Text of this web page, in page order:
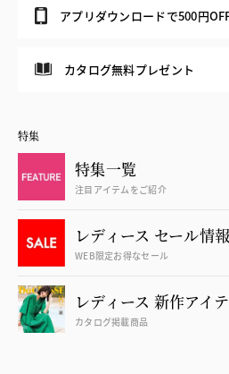
アプリダウンロードで500円
カタログ無料プレゼント
特集
特集一覧
注目アイテムをご紹介
レディース セール情
WEB限定お得なセール
レディース 新作アイ
カタログ掲載商品